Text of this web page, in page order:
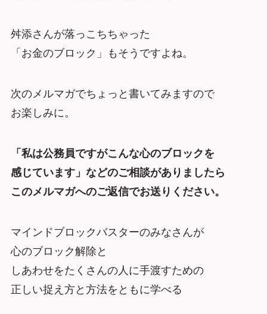
舛添さんが落っこちちゃった
「お金のブロック」もそうですよね。
次のメルマガでちょっと書いてみますので
お楽しみに。
「私は公務員ですがこんな心のブロックを
感じています」などのご相談がありましたら
このメルマガへのご返信でお送りください。
マインドブロックバスターのみなさんが
心のブロック解除と
しあわせをたくさんの人に手渡すための
正しい捉え方と方法をともに学べる